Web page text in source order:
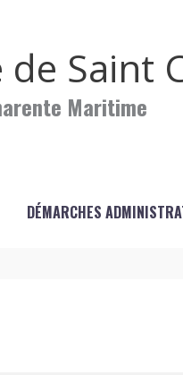
Saint
Maritime
DÉMARCHES